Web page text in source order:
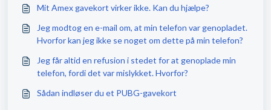
Mit Amex gavekort virker ikke. Kan du hjælpe?
Jeg modtog en e-mail om, at min telefon var genopladet.
Hvorfor kan jeg ikke se noget om dette på min telefon?
Jeg får altid en refusion i stedet for at genoplade min
telefon, fordi det var mislykket. Hvorfor?
Sådan indløser du et PUBG-gavekort